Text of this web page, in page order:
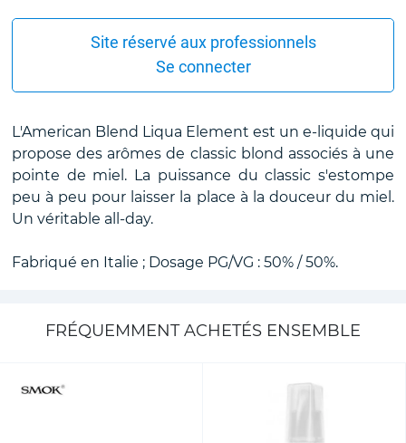
Site réservé aux professionnels
Se connecter
L'American Blend Liqua Element est un e-liquide qui
propose des arômes de classic blond associés à une
pointe de miel. La puissance du classic s'estompe
peu à peu pour laisser la place à la douceur du miel.
Un véritable all-day.
Fabriqué en Italie ; Dosage PG/VG : 50% / 50%.
FRÉQUEMMENT ACHETÉS ENSEMBLE